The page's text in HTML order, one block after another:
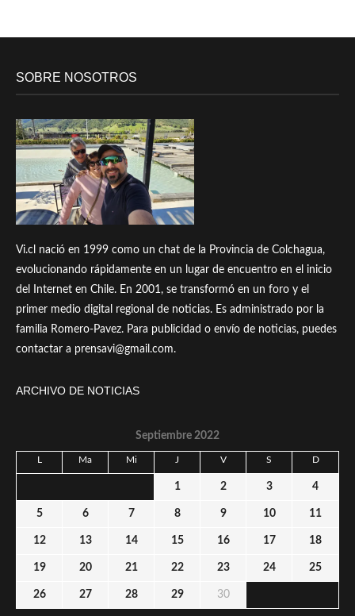
SOBRE NOSOTROS
Vi.cl nació en 1999 como un chat de la Provincia de Colchagua,
evolucionando rápidamente en un lugar de encuentro en el inicio
del Internet en Chile. En 2001, se transformó en un foro y el
primer medio digital regional de noticias. Es administrado por la
familia Romero-Pavez. Para publicidad o envío de noticias, puedes
contactar a prensavi@gmail.com.
ARCHIVO DE NOTICIAS
Septiembre 2022
L Ma Mi J V S D
1 2 3 4
5 6 7 8 9 10 11
12 13 14 15 16 17 18
19 20 21 22 23 24 25
26 27 28 29 30